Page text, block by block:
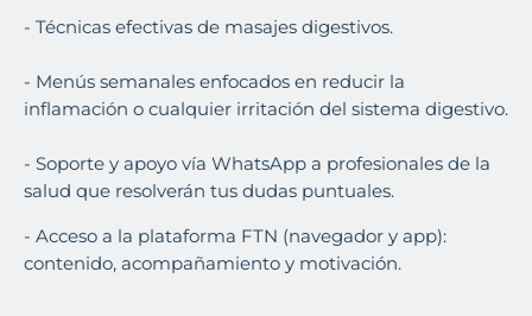
- Técnicas efectivas de masajes digestivos.
- Menús semanales enfocados en reducir la
inflamación o cualquier irritación del sistema digestivo.
- Soporte y apoyo vía WhatsApp a profesionales de la
salud que resolverán tus dudas puntuales.
- Acceso a la plataforma FTN (navegador y app):
contenido, acompañamiento y motivación.